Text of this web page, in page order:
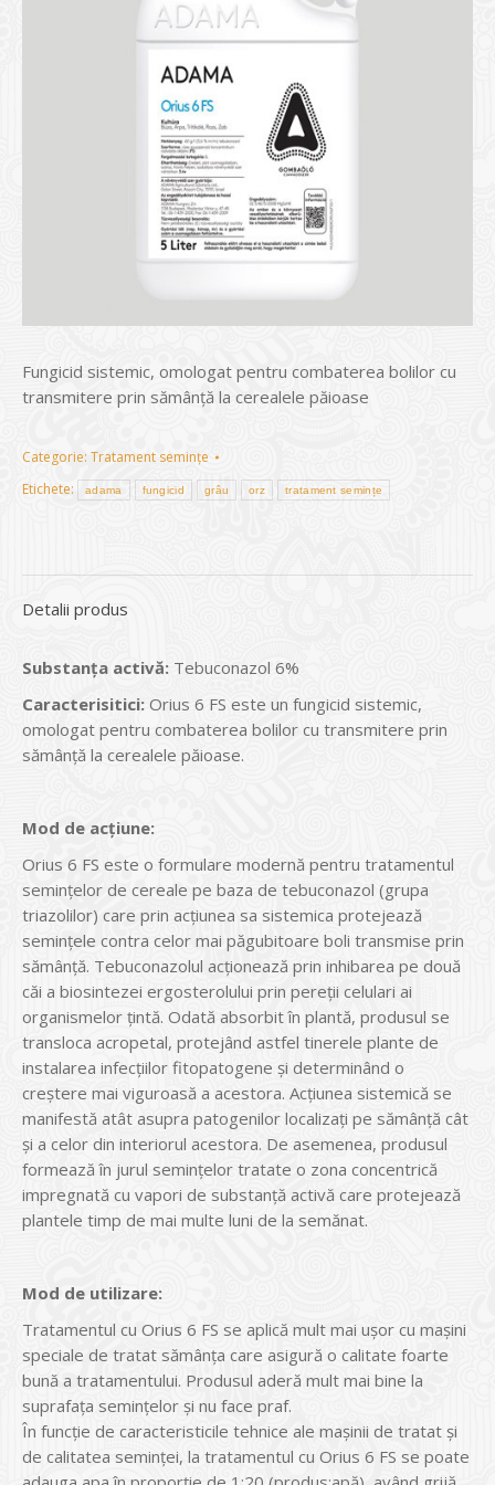
Fungicid sistemic, omologat pentru combaterea bolilor cu
transmitere prin sămânţă la cerealele păioase
Categorie: Tratament semințe
Etichete:
adama fungicid grâu orz tratament semințe
Detalii produs
Substanţa activă: Tebuconazol 6%
Caracterisitici: Orius 6 FS este un fungicid sistemic,
omologat pentru combaterea bolilor cu transmitere prin
sămânţă la cerealele păioase.
Mod de acţiune:
Orius 6 FS este o formulare modernă pentru tratamentul
seminţelor de cereale pe baza de tebuconazol (grupa
triazolilor) care prin acţiunea sa sistemica protejează
seminţele contra celor mai păgubitoare boli transmise prin
sămânţă. Tebuconazolul acţionează prin inhibarea pe două
căi a biosintezei ergosterolului prin pereţii celulari ai
organismelor ţintă. Odată absorbit în plantă, produsul se
transloca acropetal, protejând astfel tinerele plante de
instalarea infecţiilor fitopatogene şi determinând o
creştere mai viguroasă a acestora. Acţiunea sistemică se
manifestă atât asupra patogenilor localizaţi pe sămânţă cât
şi a celor din interiorul acestora. De asemenea, produsul
formează în jurul seminţelor tratate o zona concentrică
impregnată cu vapori de substanţă activă care protejează
plantele timp de mai multe luni de la semănat.
Mod de utilizare:
Tratamentul cu Orius 6 FS se aplică mult mai uşor cu maşini
speciale de tratat sămânţa care asigură o calitate foarte
bună a tratamentului. Produsul aderă mult mai bine la
suprafaţa seminţelor şi nu face praf.
În funcţie de caracteristicile tehnice ale maşinii de tratat şi
de calitatea seminţei, la tratamentul cu Orius 6 FS se poate